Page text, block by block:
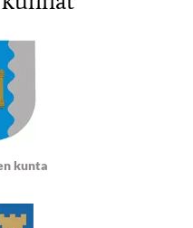
kunta